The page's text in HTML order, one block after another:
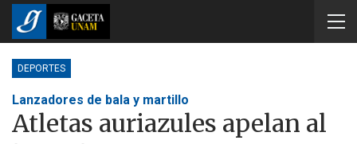
DEPORTES
Lanzadores de bala y martillo
Atletas auriazules apelan al